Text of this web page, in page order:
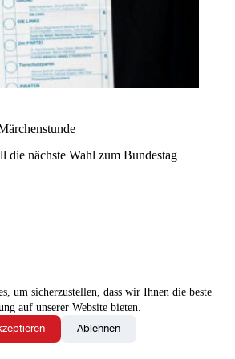
um sicherzustellen, dass wir Ihnen die beste
auf unserer Website bieten.
Ablehnen
die nächste Wahl zum Bundestag